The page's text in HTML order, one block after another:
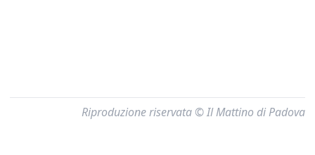
Riproduzione riservata © Il Mattino di Padova